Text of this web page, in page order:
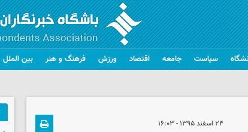
سیاست جامعه اقتصاد ورزش فرهنگ و هنر بین الملل
۲۴ اسفند ۱۳۹۵ - ۱۶:۰۳